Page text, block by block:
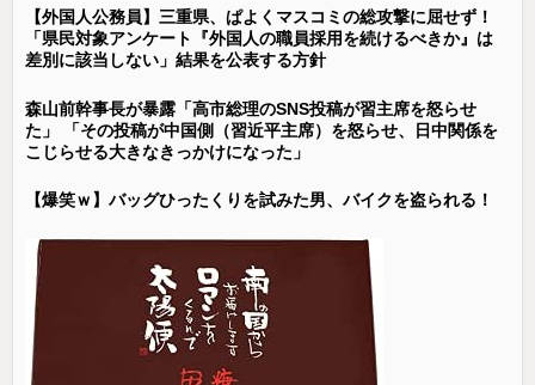
【外国人公務員】三重県、ぱよくマスコミの総攻撃に屈せず！
「県民対象アンケート『外国人の職員採用を続けるべきか』は
差別に該当しない」結果を公表する方針
森山前幹事長が暴露「高市総理のSNS投稿が習主席を怒らせ
た」 「その投稿が中国側（習近平主席）を怒らせ、日中関係を
こじらせる大きなきっかけになった」
【爆笑ｗ】バッグひったくりを試みた男、バイクを盗られる！